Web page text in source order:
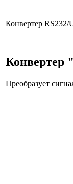
Конвертер RS232/
Конвертер
Преобразует